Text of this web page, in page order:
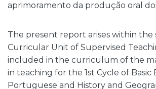
aprimoramento da produção oral
The present report arises within the
Curricular Unit of Supervised
included in the curriculum of the
in teaching for the 1st Cycle of Basic
Portuguese and History and